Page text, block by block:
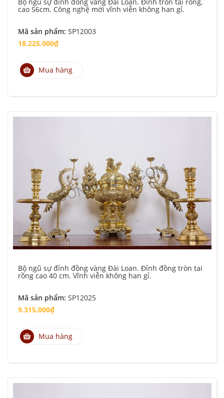
cao 56cm. Công nghệ mới vĩnh viễn không han gỉ.
Mã sản phẩm: SP12003
18.225.000₫
Mua hàng
Bộ ngũ sự đỉnh đồng vàng Đài Loan. Đỉnh đồng tròn tai
rồng cao 40 cm. Vĩnh viễn không han gỉ.
Mã sản phẩm: SP12025
9.315.000₫
Mua hàng